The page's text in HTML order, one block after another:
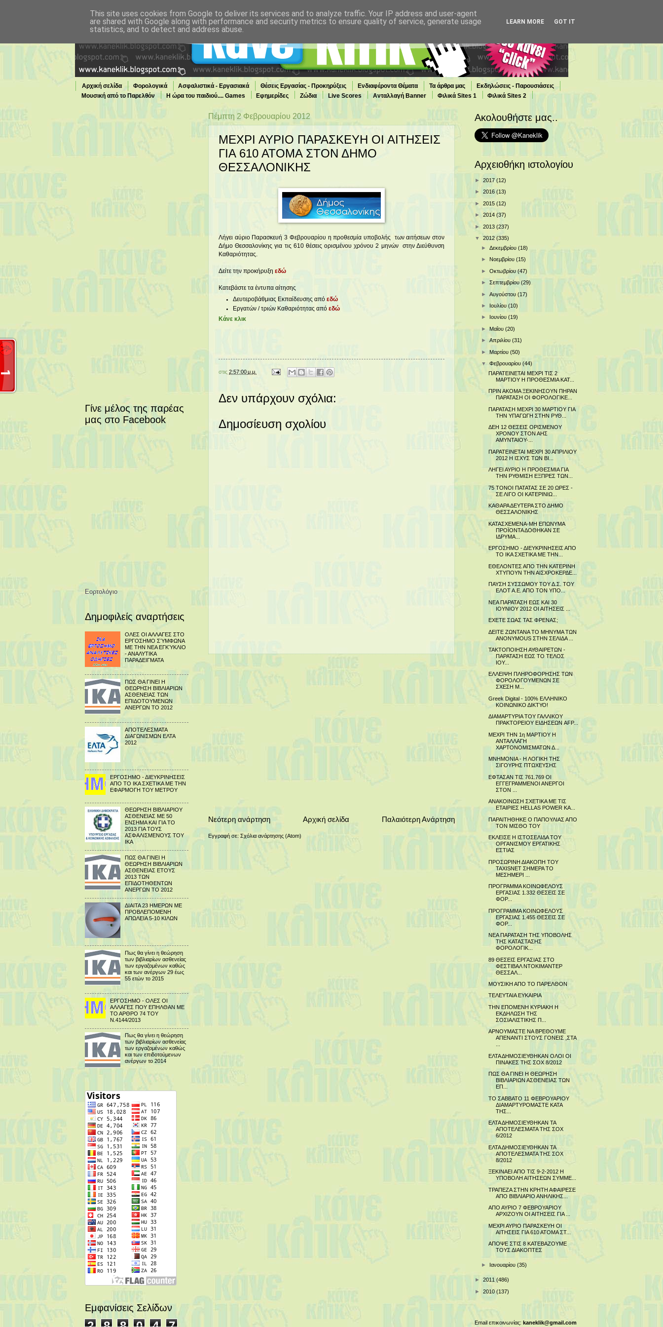
Αρχική σελίδα Φορολογικά Ασφαλιστικά - Εργασιακά Θέσεις Εργασίας - Προκηρύξεις Ενδιαφέροντα Θέματα Τα άρθρα μας
Εκδηλώσεις - Παρουσιάσεις
Μουσική από το Παρελθόν
Η ώρα του παιδιού.... Games Εφημερίδες Ζώδια Live Scores Ανταλλαγή Banner Φιλικά Sites 1
Φιλικά Sites 2
Πέμπτη 2 Φεβρουαρίου 2012
ΜΕΧΡΙ ΑΥΡΙΟ ΠΑΡΑΣΚΕΥΗ ΟΙ ΑΙΤΗΣΕΙΣ
ΓΙΑ 610 ΑΤΟΜΑ ΣΤΟΝ ΔΗΜΟ
ΘΕΣΣΑΛΟΝΙΚΗΣ
Λήγει αύριο Παρασκευή 3 Φεβρουαρίου η προθεσμία υποβολής των αιτήσεων στον
Δήμο Θεσσαλονίκης για τις 610 θέσεις ορισμένου χρόνου 2 μηνών στην Διεύθυνση
Καθαριότητας.
Δείτε την προκήρυξη εδώ
Κατεβάστε τα έντυπα αίτησης
Δευτεροβάθμιας Εκπαίδευσης από εδώ
Εργατών / τριών Καθαριότητας από εδώ
Κάνε κλικ
στις 2:57:00 μ.μ.
Δεν υπάρχουν σχόλια:
Δημοσίευση σχολίου
Νεότερη ανάρτηση Παλαιότερη Ανάρτηση
Αρχική σελίδα
Εγγραφή σε: Σχόλια ανάρτησης (Atom)
Γίνε μέλος της παρέας
μας στο Facebook
Εορτολόγιο
Δημοφιλείς αναρτήσεις
ΟΛΕΣ ΟΙ ΑΛΛΑΓΕΣ ΣΤΟ
ΕΡΓΟΣΗΜΟ ΣΎΜΦΩΝΑ
ΜΕ ΤΗΝ ΝΕΑ ΕΓΚΎΚΛΙΟ
- ΑΝΑΛΥΤΙΚΑ
ΠΑΡΑΔΕΙΓΜΑΤΑ
ΠΩΣ ΘΑ ΓΙΝΕΙ Η
ΘΕΩΡΗΣΗ ΒΙΒΛΙΑΡΙΩΝ
ΑΣΘΕΝΕΙΑΣ ΤΩΝ
ΕΠΙΔΟΤΟΥΜΕΝΩΝ
ΑΝΕΡΓΩΝ ΤΟ 2012
ΑΠΟΤΕΛΕΣΜΑΤΑ
ΔΙΑΓΩΝΙΣΜΩΝ ΕΛΤΑ
2012
ΕΡΓΟΣΗΜΟ - ΔΙΕΥΚΡΙΝΗΣΕΙΣ
ΑΠΟ ΤΟ ΙΚΑ ΣΧΕΤΙΚΑ ΜΕ ΤΗΝ
ΕΦΑΡΜΟΓΗ ΤΟΥ ΜΕΤΡΟΥ
ΘΕΩΡΗΣΗ ΒΙΒΛΙΑΡΙΟΥ
ΑΣΘΕΝΕΙΑΣ ΜΕ 50
ΕΝΣΗΜΑ ΚΑΙ ΓΙΑ ΤΟ
2013 ΓΙΑ ΤΟΥΣ
ΑΣΦΑΛΙΣΜΕΝΟΥΣ ΤΟΥ
ΙΚΑ
ΠΩΣ ΘΑ ΓΙΝΕΙ Η
ΘΕΩΡΗΣΗ ΒΙΒΛΙΑΡΙΩΝ
ΑΣΘΕΝΕΙΑΣ ΕΤΟΥΣ
2013 ΤΩΝ
ΕΠΙΔΟΤΗΘΕΝΤΩΝ
ΑΝΕΡΓΩΝ ΤΟ 2012
ΔΙΑΙΤΑ 23 ΗΜΕΡΩΝ ΜΕ
ΠΡΟΒΛΕΠΟΜΕΝΗ
ΑΠΩΛΕΙΑ 5-10 ΚΙΛΩΝ
Πως θα γίνει η θεώρηση
των βιβλιαρίων ασθενείας
των εργαζομένων καθώς
και των ανέργων 29 έως
55 ετών το 2015
ΕΡΓΟΣΗΜΟ - ΟΛΕΣ ΟΙ
ΑΛΛΑΓΕΣ ΠΟΥ ΕΠΗΛΘΑΝ ΜΕ
ΤΟ ΑΡΘΡΟ 74 ΤΟΥ
Ν.4144/2013
Πως θα γίνει η θεώρηση
των βιβλιαρίων ασθενείας
των εργαζομένων καθώς
και των επιδοτούμενων
ανέργων το 2014
Εμφανίσεις Σελίδων
Ακολουθήστε μας..
Αρχειοθήκη ιστολογίου
► 2017 (12)
► 2016 (13)
► 2015 (12)
► 2014 (37)
► 2013 (237)
▼ 2012 (335)
►Δεκεμβρίου(18)
► Νοεμβρίου(15)
►Οκτωβρίου(47)
►Σεπτεμβρίου(29)
►Αυγούστου(17)
► Ιουλίου(10)
►
Ιουνίου(19)
►Μαΐου(20)
►Απριλίου(31)
►Μαρτίου(50)
▼Φεβρουαρίου(44)
ΠΑΡΑΤΕΙΝΕΤΑΙ ΜΕΧΡΙ ΤΙΣ 2
ΜΑΡΤΙΟΥ Η ΠΡΟΘΕΣΜΙΑ ΚΑΤ...
ΠΡΙΝ ΑΚΟΜΑ ΞΕΚΙΝΗΣΟΥΝ ΠΗΡΑΝ
ΠΑΡΑΤΑΣΗ ΟΙ ΦΟΡΟΛΟΓΙΚΕ...
ΠΑΡΑΤΑΣΗ ΜΕΧΡΙ 30 ΜΑΡΤΙΟΥ ΓΙΑ
ΤΗΝ ΥΠΑΓΩΓΗ ΣΤΗΝ ΡΥΘ...
ΔΕΗ 12 ΘΕΣΕΙΣ ΟΡΙΣΜΕΝΟΥ
ΧΡΟΝΟΥ ΣΤΟΝ ΑΗΣ
ΑΜΥΝΤΑΙΟΥ-...
ΠΑΡΑΤΕΙΝΕΤΑΙ ΜΕΧΡΙ 30 ΑΠΡΙΛΙΟΥ
2012 Η ΙΣΧΥΣ ΤΩΝ ΒΙ...
ΛΗΓΕΙ ΑΥΡΙΟ Η ΠΡΟΘΕΣΜΙΑ ΓΙΑ
ΤΗΝ ΡΥΘΜΙΣΗ ΕΞΠΡΕΣ ΤΩΝ...
75 ΤΟΝΟΙ ΠΑΤΑΤΑΣ ΣΕ 20 ΩΡΕΣ -
ΣΕ ΛΙΓΟ ΟΙ ΚΑΤΕΡΙΝΙΩ...
ΚΑΘΑΡΑ ΔΕΥΤΕΡΑ ΣΤΟ ΔΗΜΟ
ΘΕΣΣΑΛΟΝΙΚΗΣ
ΚΑΤΑΣΧΕΜΕΝΑ-ΜΗ ΕΠΩΝΥΜΑ
ΠΡΟΪΟΝΤΑ ΔΟΘΗΚΑΝ ΣΕ
ΙΔΡΥΜΑ...
ΕΡΓΟΣΗΜΟ - ΔΙΕΥΚΡΙΝΗΣΕΙΣ ΑΠΟ
ΤΟ ΙΚΑ ΣΧΕΤΙΚΑ ΜΕ ΤΗΝ...
ΕΘΕΛΟΝΤΕΣ ΑΠΟ ΤΗΝ ΚΑΤΕΡΙΝΗ
ΧΤΥΠΟΥΝ ΤΗΝ ΑΙΣΧΡΟΚΕΡΔΕ...
ΠΑΥΣΗ ΣΥΣΣΩΜΟΥ ΤΟΥ Δ.Σ. ΤΟΥ
ΕΛΟΤ Α.Ε. ΑΠΟ ΤΟΝ ΥΠΟ...
ΝΕΑ ΠΑΡΑΤΑΣΗ ΕΩΣ ΚΑΙ 30
ΙΟΥΝΙΟΥ 2012 ΟΙ ΑΙΤΗΣΕΙΣ ...
ΕΧΕΤΕ ΣΩΑΣ ΤΑΣ ΦΡΕΝΑΣ;
ΔΕΙΤΕ ΖΩΝΤΑΝΑ ΤΟ ΜΗΝΥΜΑ ΤΩΝ
ANONYMOUS ΣΤΗΝ ΣΕΛΙΔΑ ...
ΤΑΚΤΟΠΟΙΗΣΗ ΑΥΘΑΙΡΕΤΩΝ -
ΠΑΡΑΤΑΣΗ ΕΩΣ ΤΟ ΤΕΛΟΣ
ΙΟΥ...
ΕΛΛΕΙΨΗ ΠΛΗΡΟΦΟΡΗΣΗΣ ΤΩΝ
ΦΟΡΟΛΟΓΟΥΜΕΝΩΝ ΣΕ
ΣΧΕΣΗ Μ...
Greek Digital - 100% ΕΛΛΗΝΙΚΟ
ΚΟΙΝΩΝΙΚΟ ΔΙΚΤΥΟ!
ΔΙΑΜΑΡΤΥΡΙΑ ΤΟΥ ΓΑΛΛΙΚΟΥ
ΠΡΑΚΤΟΡΕΙΟΥ ΕΙΔΗΣΕΩΝ AFP...
ΜΕΧΡΙ ΤΗΝ 1η ΜΑΡΤΙΟΥ Η
ΑΝΤΑΛΛΑΓΗ
ΧΑΡΤΟΝΟΜΙΣΜΑΤΩΝ Δ...
ΜΝΗΜΟΝΙΑ - Η ΛΟΓΙΚΗ ΤΗΣ
ΣΙΓΟΥΡΗΣ ΠΤΩΧΕΥΣΗΣ
ΕΦΤΑΣΑΝ ΤΙΣ 761.769 ΟΙ
ΕΓΓΕΓΡΑΜΜΕΝΟΙ ΑΝΕΡΓΟΙ
ΣΤΟΝ ...
ΑΝΑΚΟΙΝΩΣΗ ΣΧΕΤΙΚΑ ΜΕ ΤΙΣ
ΕΤΑΙΡΙΕΣ HELLAS POWER KA...
ΠΑΡΑΙΤΗΘΗΚΕ Ο ΠΑΠΟΥΛΙΑΣ ΑΠΟ
ΤΟΝ ΜΙΣΘΟ ΤΟΥ
ΕΚΛΕΙΣΕ Η ΙΣΤΟΣΕΛΙΔΑ ΤΟΥ
ΟΡΓΑΝΙΣΜΟΥ ΕΡΓΑΤΙΚΗΣ
ΕΣΤΙΑΣ
ΠΡΟΣΩΡΙΝΗ ΔΙΑΚΟΠΗ ΤΟΥ
TAXISNET ΣΗΜΕΡΑ ΤΟ
ΜΕΣΗΜΕΡΙ ...
ΠΡΟΓΡΑΜΜΑ ΚΟΙΝΩΦΕΛΟΥΣ
ΕΡΓΑΣΙΑΣ 1.332 ΘΕΣΕΙΣ ΣΕ
ΦΟΡ...
ΠΡΟΓΡΑΜΜΑ ΚΟΙΝΩΦΕΛΟΥΣ
ΕΡΓΑΣΙΑΣ 1.455 ΘΕΣΕΙΣ ΣΕ
ΦΟΡ...
ΝΕΑ ΠΑΡΑΤΑΣΗ ΤΗΣ ΥΠΟΒΟΛΗΣ
ΤΗΣ ΚΑΤΑΣΤΑΣΗΣ
ΦΟΡΟΛΟΓΙΚ...
89 ΘΕΣΕΙΣ ΕΡΓΑΣΙΑΣ ΣΤΟ
ΦΕΣΤΙΒΑΛ ΝΤΟΚΙΜΑΝΤΕΡ
ΘΕΣΣΑΛ...
ΜΟΥΣΙΚΗ ΑΠΟ ΤΟ ΠΑΡΕΛΘΟΝ
ΤΕΛΕΥΤΑΙΑ ΕΥΚΑΙΡΙΑ
ΤΗΝ ΕΠΟΜΕΝΗ ΚΥΡΙΑΚΗ Η
ΕΚΔΗΛΩΣΗ ΤΗΣ
ΣΟΣΙΑΛΙΣΤΙΚΗΣ Π...
ΑΡΝΟΥΜΑΣΤΕ ΝΑ ΒΡΕΘΟΥΜΕ
ΑΠΕΝΑΝΤΙ ΣΤΟΥΣ ΓΟΝΕΙΣ ,ΣΤΑ
...
ΕΛΤΑ ΔΗΜΟΣΙΕΥΘΗΚΑΝ ΟΛΟΙ ΟΙ
ΠΙΝΑΚΕΣ ΤΗΣ ΣΟΧ 8/2012
ΠΩΣ ΘΑ ΓΙΝΕΙ Η ΘΕΩΡΗΣΗ
ΒΙΒΛΙΑΡΙΩΝ ΑΣΘΕΝΕΙΑΣ ΤΩΝ
ΕΠ...
ΤΟ ΣΑΒΒΑΤΟ 11 ΦΕΒΡΟΥΑΡΙΟΥ
ΔΙΑΜΑΡΤΥΡΟΜΑΣΤΕ ΚΑΤΑ
ΤΗΣ...
ΕΛΤΑ ΔΗΜΟΣΙΕΥΘΗΚΑΝ ΤΑ
ΑΠΟΤΕΛΕΣΜΑΤΑ ΤΗΣ ΣΟΧ
6/2012
ΕΛΤΑ ΔΗΜΟΣΙΕΥΘΗΚΑΝ ΤΑ
ΑΠΟΤΕΛΕΣΜΑΤΑ ΤΗΣ ΣΟΧ
8/2012
ΞΕΚΙΝΑΕΙ ΑΠΟ ΤΙΣ 9-2-2012 Η
ΥΠΟΒΟΛΗ ΑΙΤΗΣΕΩΝ ΣΥΜΜΕ...
ΤΡΑΠΕΖΑ ΣΤΗΝ ΚΡΗΤΗ ΑΦΑΙΡΕΣΕ
ΑΠΟ ΒΙΒΛΙΑΡΙΟ ΑΝΗΛΙΚΗΣ...
ΑΠΟ ΑΥΡΙΟ 7 ΦΕΒΡΟΥΑΡΙΟΥ
ΑΡΧΙΖΟΥΝ ΟΙ ΑΙΤΗΣΕΙΣ ΓΙΑ ...
ΜΕΧΡΙ ΑΥΡΙΟ ΠΑΡΑΣΚΕΥΗ ΟΙ
ΑΙΤΗΣΕΙΣ ΓΙΑ 610 ΑΤΟΜΑ ΣΤ...
ΑΠΟΨΕ ΣΤΙΣ 8 ΚΑΤΕΒΑΖΟΥΜΕ
ΤΟΥΣ ΔΙΑΚΟΠΤΕΣ
► Ιανουαρίου(35)
► 2011 (486)
► 2010 (137)
Email επικοινωνίας: kaneklik@gmail.com
This site uses cookies from Google to deliver its services and to analyze traffic. Your IP address and user-agent
are shared with Google along with performance and security metrics to ensure quality of service, generate usage
statistics, and to detect and address abuse.
LEARN MORE GOT IT